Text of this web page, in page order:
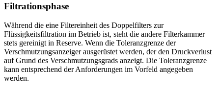
Filtrationsphase
Während die eine Filtereinheit des Doppelfilters zur
Flüssigkeitsfiltration im Betrieb ist, steht die andere Filterkammer
stets gereinigt in Reserve. Wenn die Toleranzgrenze der
Verschmutzungsanzeiger ausgerüstet werden, der den Druckverlust
auf Grund des Verschmutzungsgrads anzeigt. Die Toleranzgrenze
kann entsprechend der Anforderungen im Vorfeld angegeben
werden.